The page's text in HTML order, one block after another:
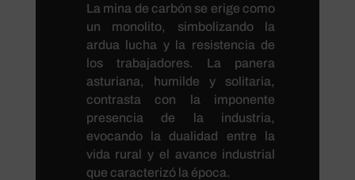
La mina de carbón se erige como
un monolito, simbolizando la
ardua lucha y la resistencia de
los trabajadores. La panera
asturiana, humilde y solitaria,
contrasta con la imponente
presencia de la industria,
evocando la dualidad entre la
vida rural y el avance industrial
que caracterizó la época.